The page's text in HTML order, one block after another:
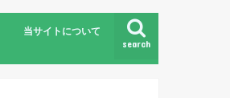
search
当サイトについて